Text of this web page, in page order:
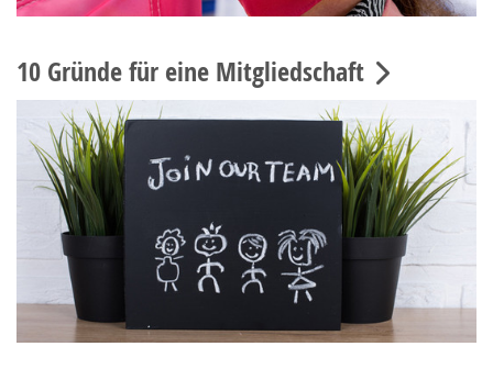
10 Gründe für eine Mitgliedschaft